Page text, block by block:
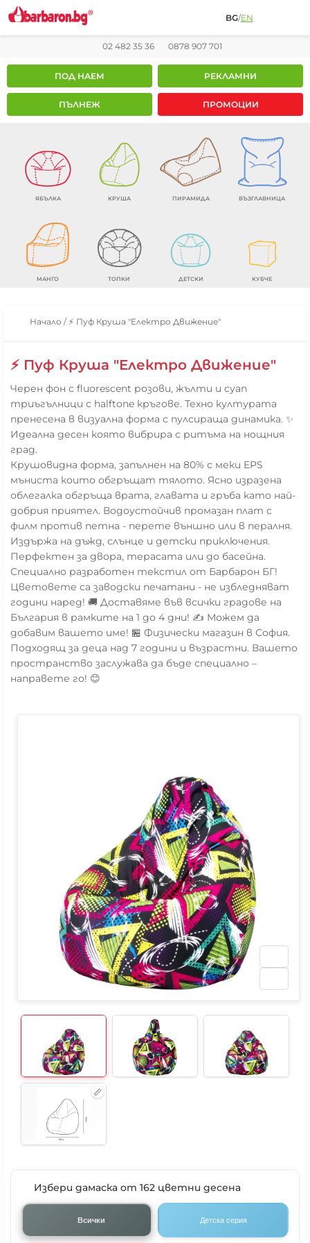
BG/EN
02 482 35 36 0878 907 701
ПОД НАЕМ РЕКЛАМНИ
ПЪЛНЕЖ ПРОМОЦИИ
ЯБЪЛКА КРУША ПИРАМИДА ВЪЗГЛАВНИЦА
МАНГО ТОПКИ ДЕТСКИ КУБЧЕ
Начало / ⚡ Пуф Круша "Електро Движение"
⚡ Пуф Круша "Електро Движение"
Черен фон с fluorescent розови, жълти и cyan
триъгълници с halftone кръгове. Техно културата
пренесена в визуална форма с пулсираща динамика. ✨
Идеална десен която вибрира с ритъма на нощния
град.
Крушовидна форма, запълнен на 80% с меки EPS
мъниста които обгръщат тялото. Ясно изразена
облегалка обгръща врата, главата и гръба като най-
добрия приятел. Водоустойчив промазан плат с
филм против петна - перете външно или в пералня.
Издържа на дъжд, слънце и детски приключения.
Перфектен за двора, терасата или до басейна.
Специално разработен текстил от Барбарон БГ!
Цветовете са заводски печатани - не избледняват
години наред! 🚚 Доставяме във всички градове на
България в рамките на 1 до 4 дни! ✍️ Можем да
добавим вашето име! 🏪 Физически магазин в София.
Подходящ за деца над 7 години и възрастни. Вашето
пространство заслужава да бъде специално –
направете го! 😊
Избери дамаска от 162 цветни десена
Всички Детска серия